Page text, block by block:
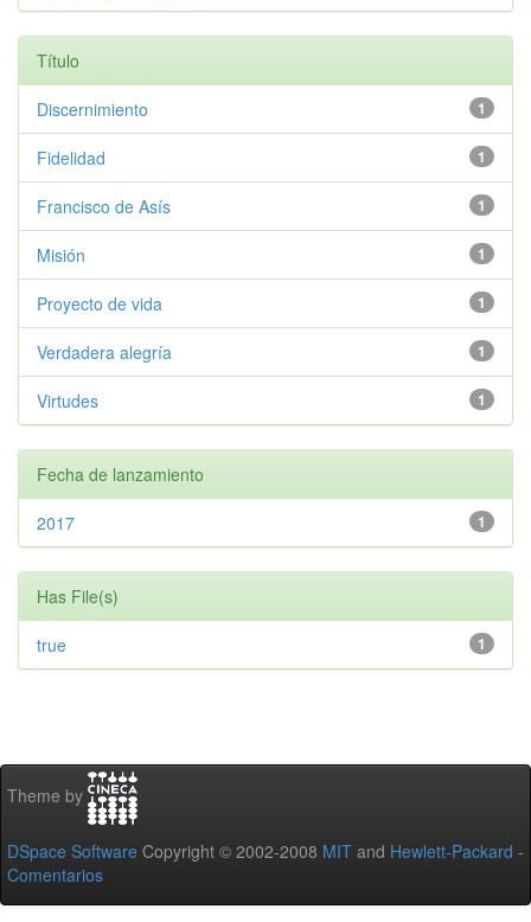
Título
1
Discernimiento
1
Fidelidad
1
Francisco de Asís
1
Misión
1
Proyecto de vida
1
Verdadera alegría
1
Virtudes
Fecha de lanzamiento
1
2017
Has File(s)
1
true
Theme by
DSpace Software Copyright © 2002-2008 MIT and Hewlett-Packard -
Comentarios